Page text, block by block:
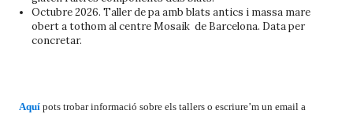
Octubre 2026. Taller de pa amb blats antics i massa mare
obert a tothom al centre Mosaik de Barcelona. Data per
concretar.
Aquí pots trobar informació sobre els tallers o escriure’m un email a